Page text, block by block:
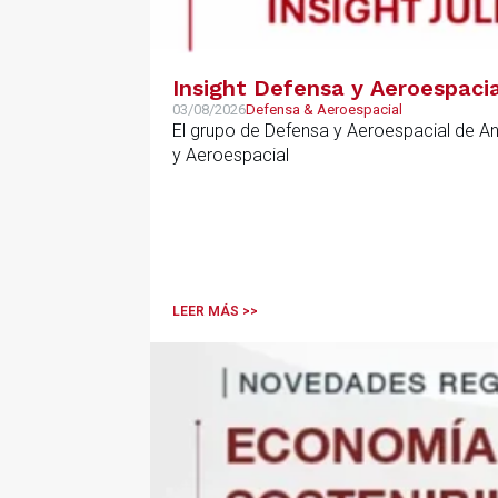
Insight Defensa y
03/08/2026Defensa & Aeroespacial
El grupo de Defensa y Aeroespacial de
y Aeroespacial
LEER MÁS >>